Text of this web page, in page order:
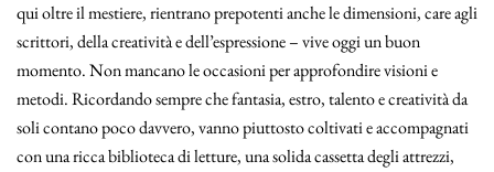
qui oltre il mestiere, rientrano prepotenti anche le dimensioni, care agli
scrittori, della creatività e dell’espressione – vive oggi un buon
momento. Non mancano le occasioni per approfondire visioni e
metodi. Ricordando sempre che fantasia, estro, talento e creatività da
soli contano poco davvero, vanno piuttosto coltivati e accompagnati
con una ricca biblioteca di letture, una solida cassetta degli attrezzi,